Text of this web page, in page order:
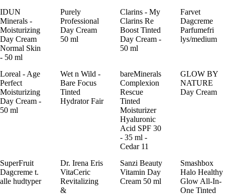
IDUN
Minerals -
Moisturizing
Day Cream
Normal Skin
- 50 ml
Purely
Professional
Day Cream
50 ml
Clarins - My
Clarins Re
Boost Tinted
Day Cream -
50 ml
Farvet
Dagcreme
Parfumefri
lys/medium
Loreal - Age
Perfect
Moisturizing
Day Cream -
50 ml
Wet n Wild -
Bare Focus
Tinted
Hydrator Fair
bareMinerals
Complexion
Rescue
Tinted
Moisturizer
Hyaluronic
Acid SPF 30
- 35 ml -
Cedar 11
GLOW BY
NATURE
Day Cream
SuperFruit
Dagcreme t.
alle hudtyper
Dr. Irena Eris
VitaCeric
Revitalizing
&
Sanzi Beauty
Vitamin Day
Cream 50 ml
Smashbox
Halo Healthy
Glow All-In-
One Tinted